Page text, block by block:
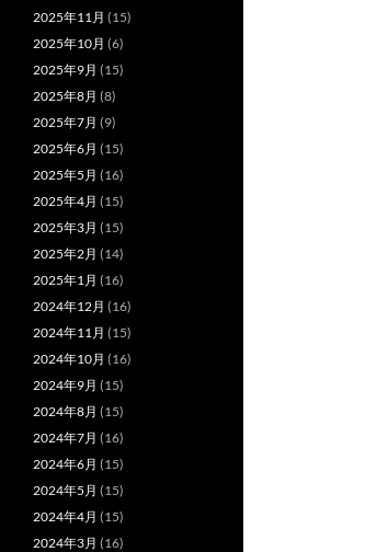
2025年11月 (15)
2025年10月 (6)
2025年9月 (15)
2025年8月 (8)
2025年7月 (9)
2025年6月 (15)
2025年5月 (16)
2025年4月 (15)
2025年3月 (15)
2025年2月 (14)
2025年1月 (16)
2024年12月 (16)
2024年11月 (15)
2024年10月 (16)
2024年9月 (15)
2024年8月 (15)
2024年7月 (16)
2024年6月 (15)
2024年5月 (15)
2024年4月 (15)
2024年3月 (16)